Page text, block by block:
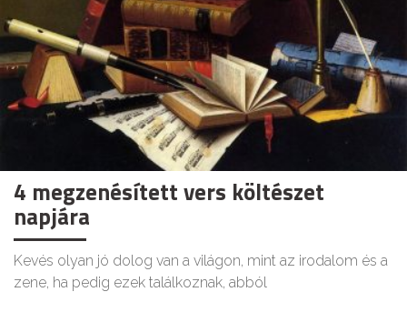
4 megzenésített vers költészet
napjára
Kevés olyan jó dolog van a világon, mint az irodalom és a
zene, ha pedig ezek találkoznak, abból